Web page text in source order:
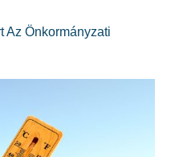
Az Önkormányzati